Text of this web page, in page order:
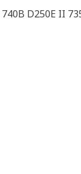
D250E II